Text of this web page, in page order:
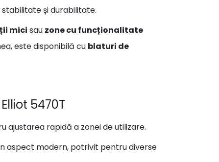
și durabilitate.
mici sau zone cu funcționalitate
este disponibilă cu blaturi de
5470T
ajustarea rapidă a zonei de utilizare.
aspect modern, potrivit pentru diverse